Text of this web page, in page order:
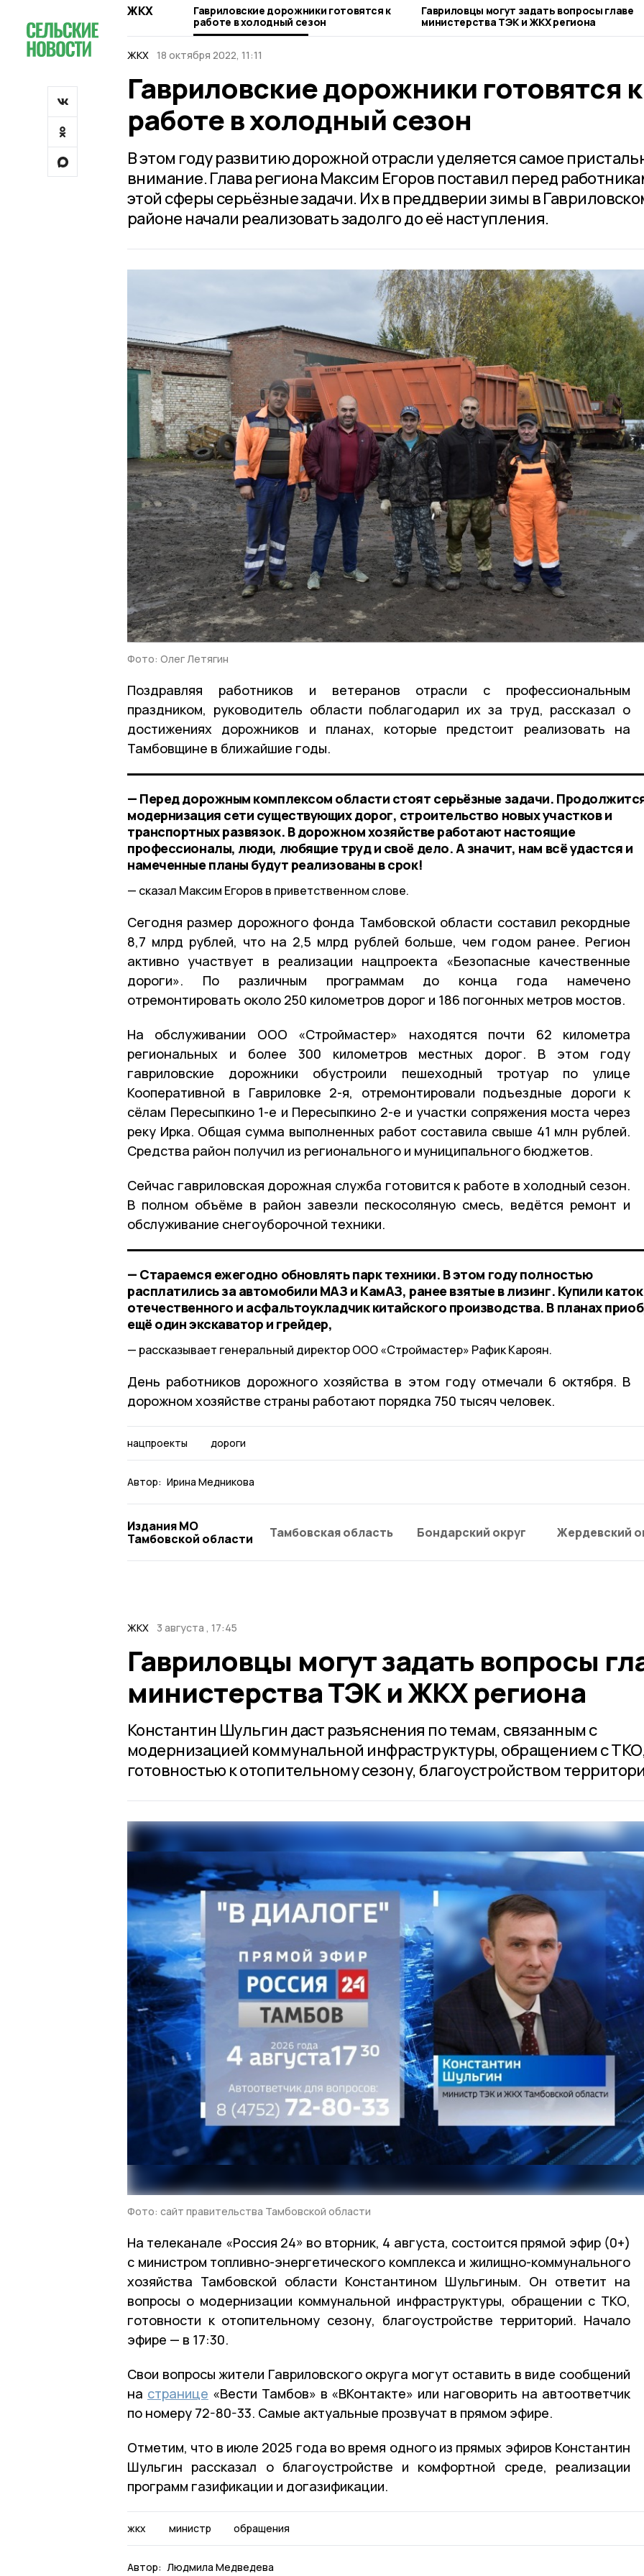
ЖКХ
Гавриловские дорожники готовятся к
работе в холодный сезон
Гавриловцы могут задать вопросы главе
министерства ТЭК и ЖКХ региона
ЖКХ 18 октября 2022, 11:11
Гавриловские дорожники готовятся к
работе в холодный сезон
В этом году развитию дорожной отрасли уделяется самое
внимание. Глава региона Максим Егоров поставил перед
этой сферы серьёзные задачи. Их в преддверии зимы в
районе начали реализовать задолго до её наступления.
Фото: Олег Летягин
Поздравляя работников и ветеранов отрасли с профессиональным
праздником, руководитель области поблагодарил их за труд, рассказал о
достижениях дорожников и планах, которые предстоит реализовать на
Тамбовщине в ближайшие годы.
— Перед дорожным комплексом области стоят серьёзные задачи.
модернизация сети существующих дорог, строительство новых участков и
транспортных развязок. В дорожном хозяйстве работают настоящие
профессионалы, люди, любящие труд и своё дело. А значит, нам всё удастся и
намеченные планы будут реализованы в срок!
сказал Максим Егоров в приветственном слове.
Сегодня размер дорожного фонда Тамбовской области составил рекордные
8,7 млрд рублей, что на 2,5 млрд рублей больше, чем годом ранее. Регион
активно участвует в реализации нацпроекта «Безопасные качественные
дороги». По различным программам до конца года намечено
отремонтировать около 250 километров дорог и 186 погонных метров мостов.
На обслуживании ООО «Строймастер» находятся почти 62 километра
региональных и более 300 километров местных дорог. В этом году
гавриловские дорожники обустроили пешеходный тротуар по улице
Кооперативной в Гавриловке 2-я, отремонтировали подъездные дороги к
сёлам Пересыпкино 1-е и Пересыпкино 2-е и участки сопряжения моста через
реку Ирка. Общая сумма выполненных работ составила свыше 41 млн рублей.
Средства район получил из регионального и муниципального бюджетов.
Сейчас гавриловская дорожная служба готовится к работе в холодный сезон.
В полном объёме в район завезли пескосоляную смесь, ведётся ремонт и
обслуживание снегоуборочной техники.
— Стараемся ежегодно обновлять парк техники. В этом году полностью
расплатились за автомобили МАЗ и КамАЗ, ранее взятые в лизинг. Купили каток
отечественного и асфальтоукладчик китайского производства. В планах
ещё один экскаватор и грейдер,
рассказывает генеральный директор ООО «Строймастер» Рафик Кароян.
День работников дорожного хозяйства в этом году отмечали 6 октября. В
дорожном хозяйстве страны работают порядка 750 тысяч человек.
нацпроекты дороги
Автор: Ирина Медникова
Издания МО
Тамбовской области
Тамбовская область Бондарский округ Жердевский
ЖКХ 3 августа , 17:45
Гавриловцы могут задать вопросы
министерства ТЭК и ЖКХ региона
Константин Шульгин даст разъяснения по темам, связанным с
модернизацией коммунальной инфраструктуры, обращением с ТКО,
готовностью к отопительному сезону, благоустройством
Фото: сайт правительства Тамбовской области
На телеканале «Россия 24» во вторник, 4 августа, состоится прямой эфир (0+)
с министром топливно-энергетического комплекса и жилищно-коммунального
хозяйства Тамбовской области Константином Шульгиным. Он ответит на
вопросы о модернизации коммунальной инфраструктуры, обращении с ТКО,
готовности к отопительному сезону, благоустройстве территорий. Начало
эфире — в 17:30.
Свои вопросы жители Гавриловского округа могут оставить в виде сообщений
на странице «Вести Тамбов» в «ВКонтакте» или наговорить на автоответчик
по номеру 72-80-33. Самые актуальные прозвучат в прямом эфире.
Отметим, что в июле 2025 года во время одного из прямых эфиров Константин
Шульгин рассказал о благоустройстве и комфортной среде, реализации
программ газификации и догазификации.
жкх министр обращения
Автор: Людмила Медведева